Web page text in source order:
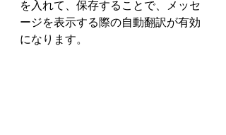
を入れて、保存することで、メッセ
ージを表示する際の自動翻訳が有効
になります。